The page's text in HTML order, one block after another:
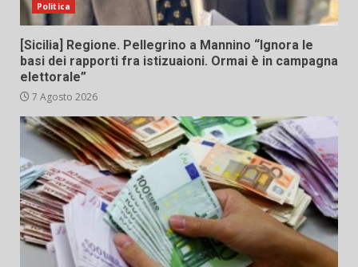
Politica
[Sicilia] Regione. Pellegrino a Mannino “Ignora le
basi dei rapporti fra istizuaioni. Ormai è in campagna
elettorale”
7 Agosto 2026